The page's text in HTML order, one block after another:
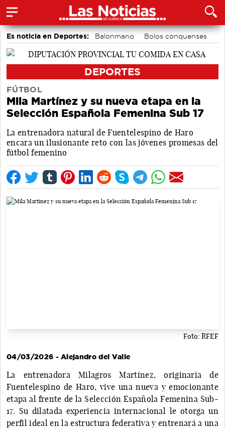
Es noticia en Deportes: Balonmano
Bolos conquenses
Fútbol
DEPORTES
FÚTBOL
Mila Martínez y su nueva etapa en la
Selección Española Femenina Sub 17
La entrenadora natural de Fuentelespino de Haro
encara un ilusionante reto con las jóvenes promesas del
fútbol femenino
Foto: RFEF
04/03/2026 - Alejandro del Valle
La entrenadora Milagros Martínez, originaria de
Fuentelespino de Haro, vive una nueva y emocionante
etapa al frente de la Selección Española Femenina Sub-
17. Su dilatada experiencia internacional le otorga un
perfil ideal en la estructura federativa y entrenará a una